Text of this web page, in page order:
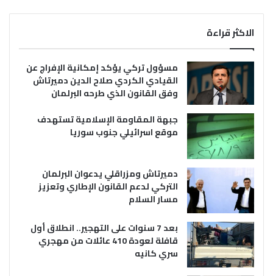
الاكثر قراءة
مسؤول تركي يؤكد إمكانية الإفراج عن
القيادي الكردي صلاح الدين دميرتاش
وفق القانون الذي طرحه البرلمان
جبهة المقاومة الإسلامية تستهدف
موقع اسرائيلي جنوب سوريا
دميرتاش ومزراقلي يدعوان البرلمان
التركي لدعم القانون الإطاري وتعزيز
مسار السلام
بعد 7 سنوات على التهجير.. انطلاق أول
قافلة لعودة 410 عائلات من مهجري
سري كانيه